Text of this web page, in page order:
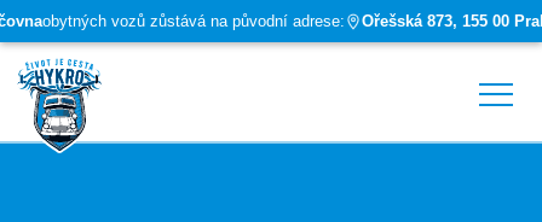
obytných vozů zůstává na původní adrese: Ořešská 873, 155 00
Skip to main content